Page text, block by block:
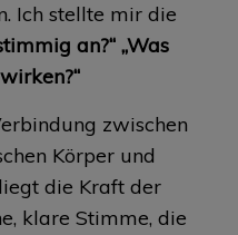
Ich stellte mir die
an?“ „Was
zwischen
Körper und
die Kraft der
klare Stimme, die